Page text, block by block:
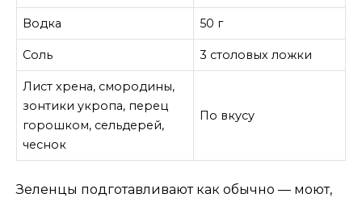
Водка 50 г
Соль 3 столовых ложки
Лист хрена, смородины,
зонтики укропа, перец
горошком, сельдерей,
чеснок
По вкусу
Зеленцы подготавливают как обычно — моют,